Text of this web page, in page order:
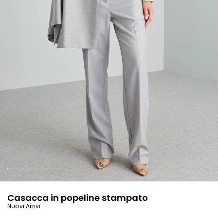
Casacca in popeline stampato
Nuovi Arrivi